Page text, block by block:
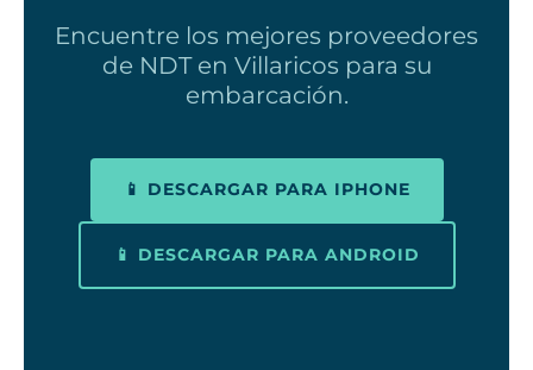
Encuentre los mejores proveedores
de NDT en Villaricos para su
embarcación.
📱 DESCARGAR PARA IPHONE
📱 DESCARGAR PARA ANDROID